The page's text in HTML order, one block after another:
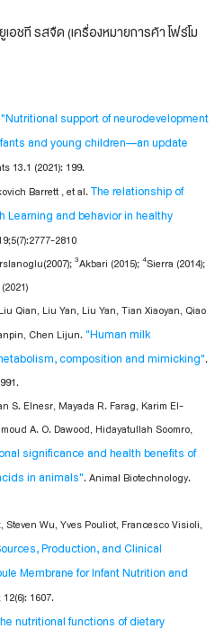
ชที รสจืด (เครื่องหมายการค้า โฟร์โม
"Nutritional support of neurodevelopment
and young children—an update
13.1 (2021): 199.​
Barrett , et al.The relationship of
Learning and behavior in healthy
2810
3Akbari (2015); 4Sierra (2014);
Qian, Liu Yan, Liu Yan, Tian Xiaoyan, Qiao
Chen Lijun."Human milk
composition and mimicking".
S. Elnesr, Mayada R. Farag, Karim El-
A. O. Dawood, Hidayatullah Soomro,
significance and health benefits of
in animals". Animal Biotechnology.
Wu, Yves Pouliot, Francesco Visioli,
Production, and Clinical
Membrane for Infant Nutrition and
1607.
nutritional functions of dietary